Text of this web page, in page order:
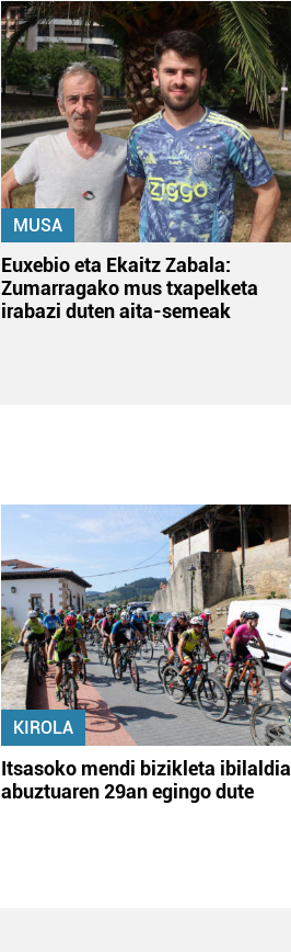
MUSA
Euxebio eta Ekaitz Zabala:
Zumarragako mus txapelketa
irabazi duten aita-semeak
KIROLA
Itsasoko mendi bizikleta ibilaldia
abuztuaren 29an egingo dute